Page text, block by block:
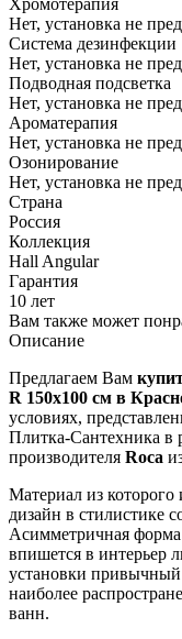
Хромотерапия
Нет, установка не
Система дезинфекции
Нет, установка не
Подводная подсветка
Нет, установка не
Ароматерапия
Нет, установка не
Озонирование
Нет, установка не
Страна
Россия
Коллекция
Hall Angular
Гарантия
10 лет
Вам также может
Описание
Предлагаем Вам
R 150x100 см в
условиях,
Плитка-Сантехника в
производителя Roca
Материал из которого
дизайн в стилистике
Асимметричная
впишется в интерьер
установки привычный
наиболее
ванн.